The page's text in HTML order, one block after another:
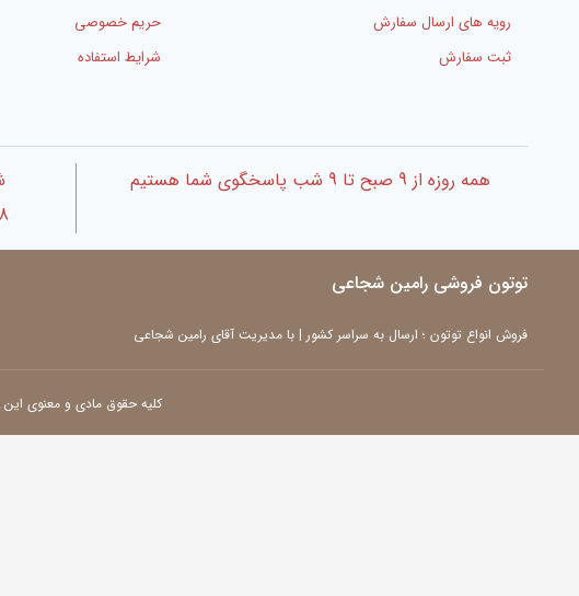
رویه های ارسال سفارش
ثبت سفارش
حریم خصوصی
شرایط استفاده
همه روزه از 9 صبح تا 9 شب پاسخگوی شما هستیم
توتون فروشی رامین شجاعی
فروش انواع توتون ؛ ارسال به سراسر کشور | با مدیریت آقای رامین شجاعی
کلیه حقوق مادی و معنوی